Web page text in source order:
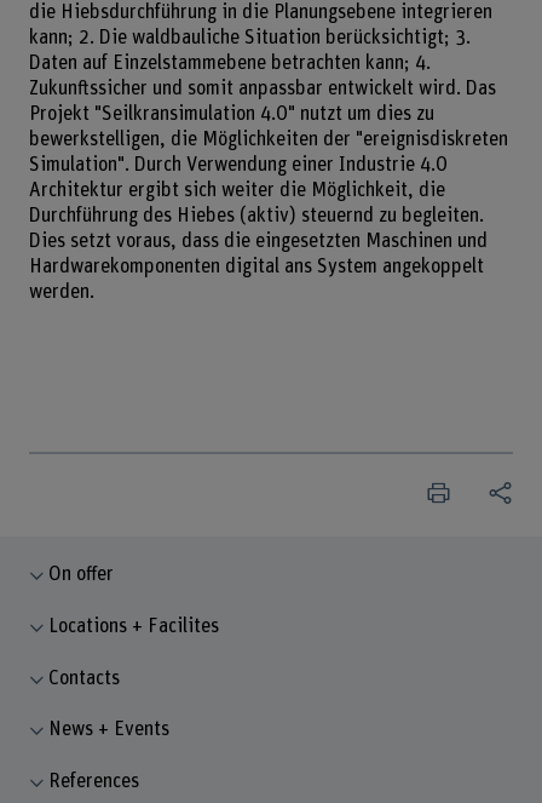
die Hiebsdurchführung in die Planungsebene integrieren
kann; 2. Die waldbauliche Situation berücksichtigt; 3.
Daten auf Einzelstammebene betrachten kann; 4.
Zukunftssicher und somit anpassbar entwickelt wird. Das
Projekt "Seilkransimulation 4.0" nutzt um dies zu
bewerkstelligen, die Möglichkeiten der "ereignisdiskreten
Simulation". Durch Verwendung einer Industrie 4.0
Architektur ergibt sich weiter die Möglichkeit, die
Durchführung des Hiebes (aktiv) steuernd zu begleiten.
Dies setzt voraus, dass die eingesetzten Maschinen und
Hardwarekomponenten digital ans System angekoppelt
werden.
On offer
Locations + Facilites
Contacts
News + Events
References